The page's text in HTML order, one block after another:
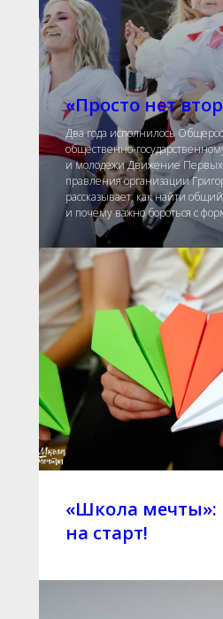
«Просто нет
Два года исполнилось
общественно-
и молодежи Движение
правления организации
рассказывает, как найти
и почему важно бороться с
«Школа мечты»:
на старт!